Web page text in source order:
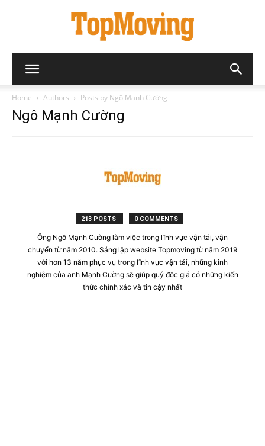
Home Authors Posts by Ngô Mạnh Cường
Ngô Mạnh Cường
213 POSTS 0 COMMENTS
Ông Ngô Mạnh Cường làm việc trong lĩnh vực vận tải, vận
chuyển từ năm 2010. Sáng lập website Topmoving từ năm 2019
với hơn 13 năm phục vụ trong lĩnh vực vận tải, những kinh
nghiệm của anh Mạnh Cường sẽ giúp quý độc giả có những kiến
thức chính xác và tin cậy nhất